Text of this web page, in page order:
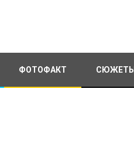
ФОТОФАКТ СЮЖЕТЫ